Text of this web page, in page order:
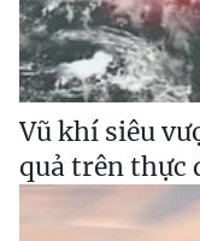
Vũ khí siêu
quả trên thực